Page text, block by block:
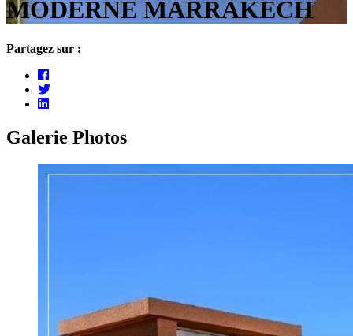
MODERNE MARRAKECH
Partagez sur :
Galerie Photos